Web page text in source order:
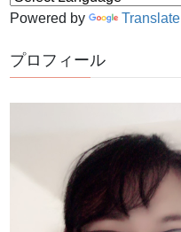
Powered by Translate
プロフィール